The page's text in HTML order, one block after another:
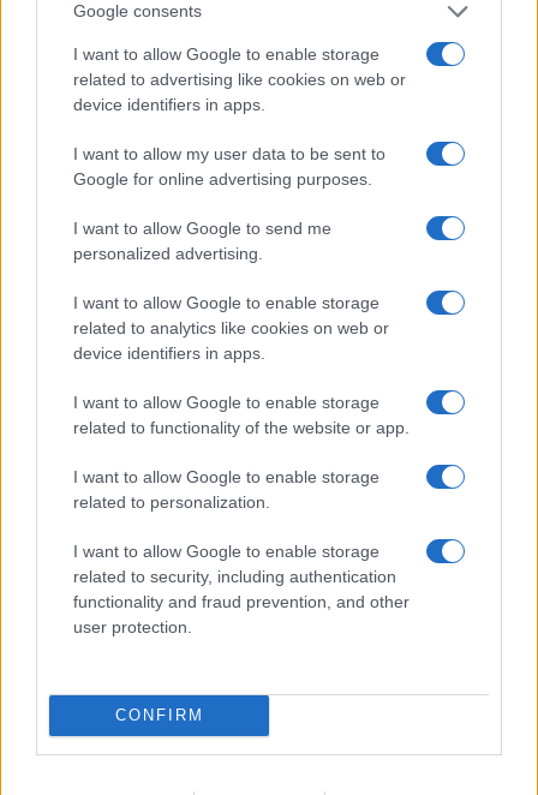
Google consents
I want to allow Google to enable storage
related to advertising like cookies on web or
device identifiers in apps.
I want to allow my user data to be sent to
Google for online advertising purposes.
I want to allow Google to send me
personalized advertising.
I want to allow Google to enable storage
related to analytics like cookies on web or
device identifiers in apps.
I want to allow Google to enable storage
related to functionality of the website or app.
I want to allow Google to enable storage
related to personalization.
I want to allow Google to enable storage
related to security, including authentication
functionality and fraud prevention, and other
user protection.
CONFIRM